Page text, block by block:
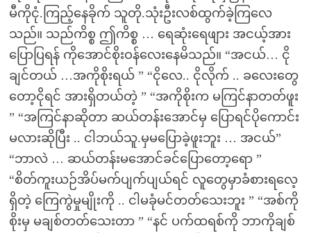
မီကိုငုံ.ကြည့်နေခိုက် သူတို.သုံးဦးလစ်ထွက်ခဲ့ကြလေ
သည်။ သည်ကိစ္စ ဤကိစ္စ … ရေဆုံးရေဖျား အငယ့်အား
ပြောပြရန် ကိုအောင်စိုးဝန်လေးနေမိသည်။ “အငယ်… ငို
ချင်တယ် …အကိုစိုးရယ် ” “ငိုလေ.. ငိုလိုက် .. ခလေးတွေ
တော့ငိုရင် အားရှိတယ်တဲ့ ” “အကိုစိုးက မကြင်နာတတ်ဖူး
” “အကြင်နာဆိုတာ ဆယ်တန်းအောင်မှ ပြောရင်ပိုကောင်း
မလားဆိုပြီး .. ငါဘယ်သူ.မှမပြောခဲ့ဖူးဘူး … အငယ်”
“ဘာလဲ … ဆယ်တန်းမအောင်ခင်ပြောတော့ရော ”
“စိတ်ကူးယဉ်အိပ်မက်ပျက်ပျယ်ရင် လူတွေမှာခံစားရလေ့
ရှိတဲ့ ကြေကွဲမှုမျိုးကို .. ငါမခုံမင်တတ်သေးဘူး ” “အစ်ကို
စိုးမှ မချစ်တတ်သေးတာ ” “နင် ပက်ထရစ်ကို ဘာကိုချစ်